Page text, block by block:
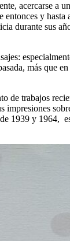
acercarse a
y
durante sus
más que
trabajos
impresiones
1939 y 1964,